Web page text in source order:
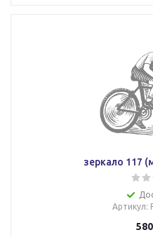
зеркало 117
Артикул:
580